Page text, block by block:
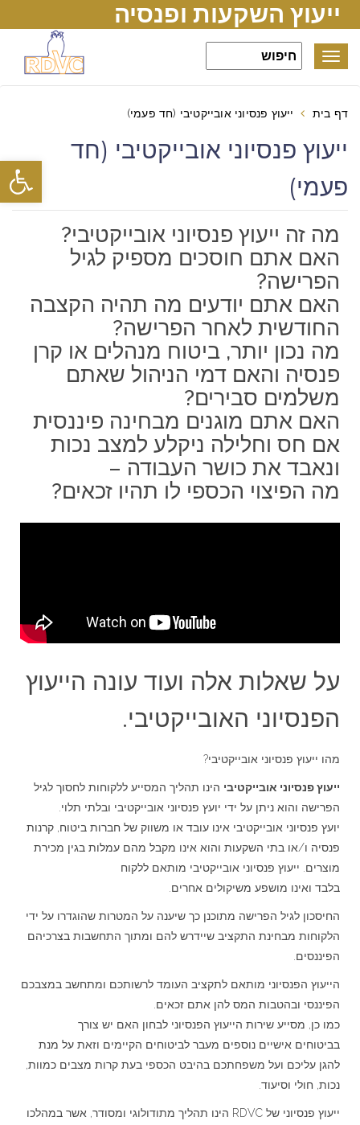
פתח
ייעוץ השקעות ופנסיה
Toggle
דף בית ייעוץ פנסיוני אובייקטיבי (חד פעמי)
ייעוץ פנסיוני אובייקטיבי (חד
פעמי)
מה זה ייעוץ פנסיוני אובייקטיבי?
האם אתם חוסכים מספיק לגיל
הפרישה?
האם אתם יודעים מה תהיה הקצבה
החודשית לאחר הפרישה?
מה נכון יותר, ביטוח מנהלים או קרן
פנסיה והאם דמי הניהול שאתם
משלמים סבירים?
האם אתם מוגנים מבחינה פיננסית
אם חס וחלילה ניקלע למצב נכות
ונאבד את כושר העבודה –
מה הפיצוי הכספי לו תהיו זכאים?
על שאלות אלה ועוד עונה הייעוץ
הפנסיוני האובייקטיבי.
מהו ייעוץ פנסיוני אובייקטיבי?
ייעוץ פנסיוני אובייקטיבי הינו תהליך המסייע ללקוחות לחסוך לגיל
הפרישה והוא ניתן על ידי יועץ פנסיוני אובייקטיבי ובלתי תלוי.
יועץ פנסיוני אובייקטיבי אינו עובד או משווק של חברות ביטוח, קרנות
פנסיה ו/או בתי השקעות והוא אינו מקבל מהם עמלות בגין מכירת
מוצרים. ייעוץ פנסיוני אובייקטיבי מותאם ללקוח
בלבד ואינו מושפע משיקולים אחרים.
החיסכון לגיל הפרישה מתוכנן כך שיענה על המטרות שהוגדרו על ידי
הלקוחות מבחינת התקציב שיידרש להם ומתוך התחשבות בצרכיהם
הפיננסים.
הייעוץ הפנסיוני מותאם לתקציב העומד לרשותכם ומתחשב במצבכם
הפיננסי ובהטבות המס להן אתם זכאים.
כמו כן, מסייע שירות הייעוץ הפנסיוני לבחון האם יש צורך
בביטוחים אישיים נוספים מעבר לביטוחים הקיימים וזאת על מנת
להגן עליכם ועל משפחתכם בהיבט הכספי בעת קרות מצבים כמוות,
נכות, חולי וסיעוד.
ייעוץ פנסיוני של RDVC הינו תהליך מתודולוגי ומסודר, אשר במהלכו